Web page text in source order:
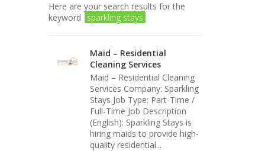
Here are your search results for the
keyword
sparkling stays
Maid – Residential
Cleaning Services
Maid – Residential Cleaning
Services Company: Sparkling
Stays Job Type: Part-Time /
Full-Time Job Description
(English): Sparkling Stays is
hiring maids to provide high-
quality residential...